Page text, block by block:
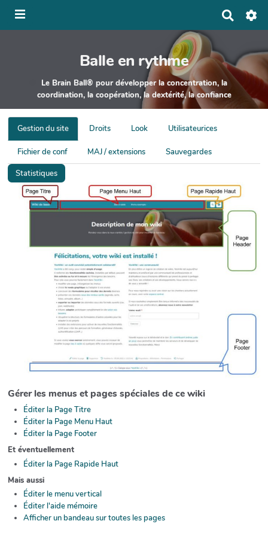
e
r
c
Balle en rythme
Le Brain Ball® pour développer la concentration, la
coordination, la coopération, la dextérité, la confiance
Gestion du site Droits Look Utilisateurices
Fichier de conf MAJ / extensions
Sauvegardes
Statistiques
Gérer les menus et pages spéciales de ce wiki
Éditer la Page Titre
Éditer la Page Menu Haut
Éditer la Page Footer
Et éventuellement
Éditer la Page Rapide Haut
Mais aussi
Éditer le menu vertical
Éditer l'aide mémoire
Afficher un bandeau sur toutes les pages